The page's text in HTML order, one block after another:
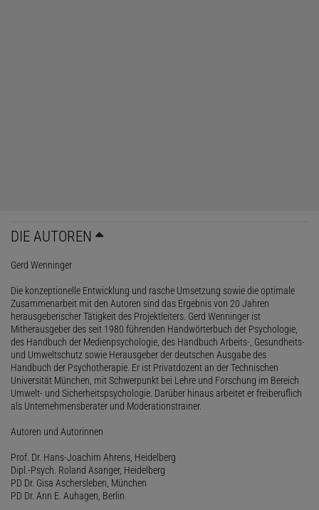
DIE AUTOREN
Gerd Wenninger
Die konzeptionelle Entwicklung und rasche Umsetzung sowie die optimale
Zusammenarbeit mit den Autoren sind das Ergebnis von 20 Jahren
herausgeberischer Tätigkeit des Projektleiters. Gerd Wenninger ist
Mitherausgeber des seit 1980 führenden Handwörterbuch der Psychologie,
des Handbuch der Medienpsychologie, des Handbuch Arbeits-, Gesundheits-
und Umweltschutz sowie Herausgeber der deutschen Ausgabe des
Handbuch der Psychotherapie. Er ist Privatdozent an der Technischen
Universität München, mit Schwerpunkt bei Lehre und Forschung im Bereich
Umwelt- und Sicherheitspsychologie. Darüber hinaus arbeitet er freiberuflich
als Unternehmensberater und Moderationstrainer.
Autoren und Autorinnen
Prof. Dr. Hans-Joachim Ahrens, Heidelberg
Dipl.-Psych. Roland Asanger, Heidelberg
PD Dr. Gisa Aschersleben, München
PD Dr. Ann E. Auhagen, Berlin